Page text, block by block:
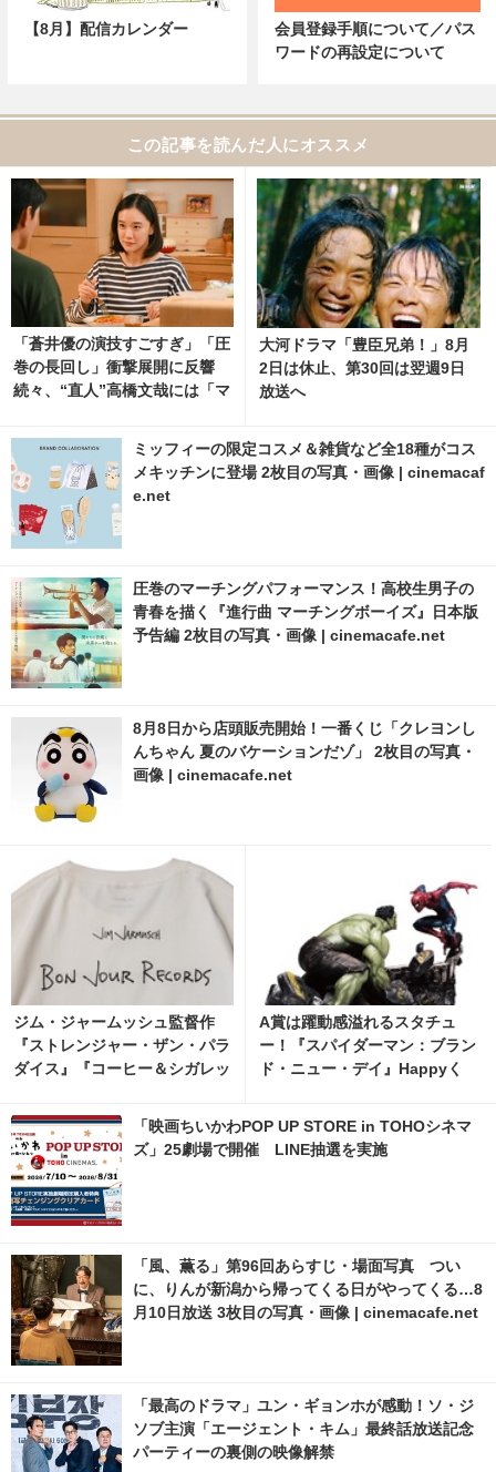
【8月】配信カレンダー
会員登録手順について／パス
ワードの再設定について
この記事を読んだ人にオススメ
「蒼井優の演技すごすぎ」「圧
巻の長回し」衝撃展開に反響
続々、“直人”高橋文哉には「マ
ャツが乾くまで」5話 1枚目の
写真・画像 | cinemacafe.net
大河ドラマ「豊臣兄弟！」8月
2日は休止、第30回は翌週9日
放送へ
ミッフィーの限定コスメ＆雑貨など全18種がコス
メキッチンに登場 2枚目の写真・画像 | cinemacaf
e.net
圧巻のマーチングパフォーマンス！高校生男子の
青春を描く『進行曲 マーチングボーイズ』日本版
予告編 2枚目の写真・画像 | cinemacafe.net
8月8日から店頭販売開始！一番くじ「クレヨンし
んちゃん 夏のバケーションだゾ」 2枚目の写真・
画像 | cinemacafe.net
ジム・ジャームッシュ監督作
『ストレンジャー・ザン・パラ
ダイス』『コーヒー＆シガレッ
ャルTシャツ発売 5枚目の写
真・画像 | cinemacafe.net
A賞は躍動感溢れるスタチュ
ー！『スパイダーマン：ブラン
ド・ニュー・デイ』Happyく
真・画像 | cinemacafe.net
「映画ちいかわPOP UP STORE in TOHOシネマ
ズ」25劇場で開催 LINE抽選を実施
「風、薫る」第96回あらすじ・場面写真 つい
に、りんが新潟から帰ってくる日がやってくる…8
月10日放送 3枚目の写真・画像 | cinemacafe.net
「最高のドラマ」ユン・ギョンホが感動！ソ・ジ
ソブ主演「エージェント・キム」最終話放送記念
パーティーの裏側の映像解禁